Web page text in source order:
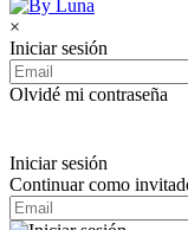
×
Iniciar sesión
Olvidé mi contraseña
Iniciar sesión
Continuar como